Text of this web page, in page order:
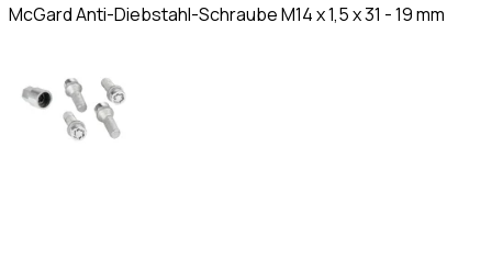
McGard Anti-Diebstahl-Schraube M14 x 1,5 x 31 - 19 mm